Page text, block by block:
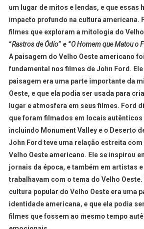
um lugar de mitos e lendas, e que essas
impacto profundo na cultura americana.
filmes que exploram a mitologia do
“Rastros de Ódio” e “O Homem que Matou o
A paisagem do Velho Oeste americano
fundamental nos filmes de John Ford. Ele
paisagem era uma parte importante da
Oeste, e que ela podia ser usada para
lugar e atmosfera em seus filmes. Ford
que foram filmados em locais autênticos
incluindo Monument Valley e o Deserto
John Ford teve uma relação estreita
Velho Oeste americano. Ele se inspirou
jornais da época, e também em artistas
trabalhavam com o tema do Velho Oeste.
cultura popular do Velho Oeste era uma
identidade americana, e que ela podia
filmes que fossem ao mesmo tempo